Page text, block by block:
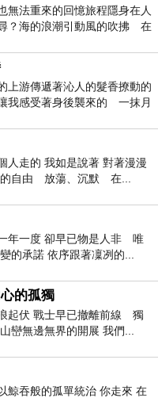
法重來的回憶旅程隱身在人
？海的浪潮引動風的吹拂 在
游傳遞著沁人的髮香撩動的
我感受著身後襲來的 一抹月
走的 我如是說著 對著漫漫
的自由 放蕩、沉默 在...
年一度 卻早已物是人非 唯
的承諾 依序跟著凜冽的...
的孤獨
起伏 戰士早已撤離前線 獨
巒無邊無界的開展 我們...
吞般的孤單統治 你走來 在